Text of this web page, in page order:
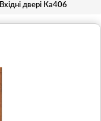
Вхідні двері Ка406